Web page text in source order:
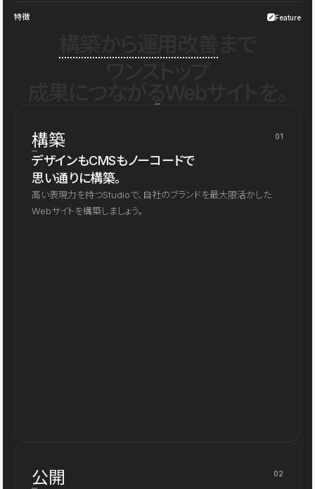
特徴 Feature
構築 01
デザインもCMSもノーコードで
思い通りに構築。
高い表現力を持つStudioで、自社のブランドを最大限活かした
Webサイトを構築しましょう。
公開 02